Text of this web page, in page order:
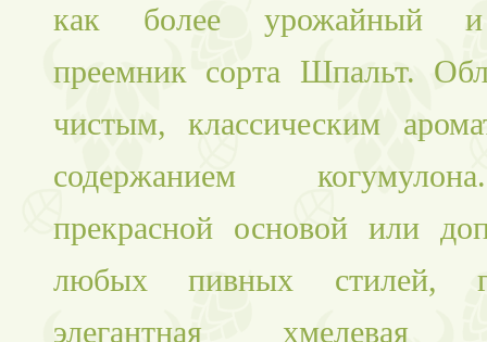
как более урожайный и
преемник сорта Шпальт.
чистым, классическим
содержанием
прекрасной основой или
любых пивных стилей,
элегантная